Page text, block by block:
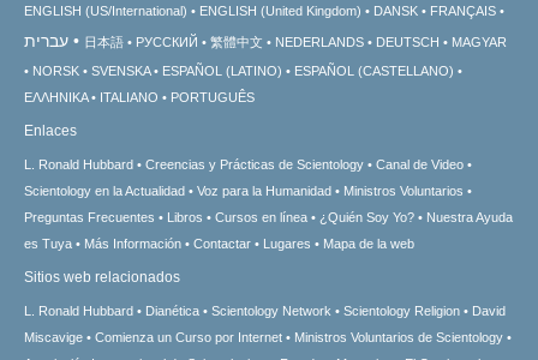
ENGLISH (US/International) ENGLISH (United Kingdom) DANSK FRANÇAIS
עברית 日本語 РУССКИЙ 繁體中文 NEDERLANDS DEUTSCH
MAGYAR
NORSK
SVENSKA ESPAÑOL (LATINO)
ESPAÑOL (CASTELLANO)
ΕΛΛΗΝΙΚA
ITALIANO PORTUGUÊS
Enlaces
L. Ronald Hubbard Creencias y Prácticas de Scientology
Canal de Video
Scientology en la Actualidad
Voz para la Humanidad
Ministros Voluntarios
Preguntas Frecuentes
Libros Cursos en línea ¿Quién Soy Yo?
Nuestra Ayuda
es Tuya
Más Información Contactar Lugares Mapa de la web
Sitios web relacionados
L. Ronald Hubbard Dianética Scientology Network Scientology Religion
David
Miscavige
Comienza un Curso por Internet
Ministros Voluntarios de Scientology